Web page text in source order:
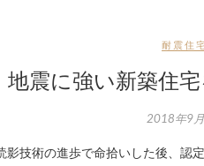
耐震住
地震に強い新築住
2018年9